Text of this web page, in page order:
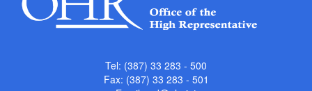
Tel: (387) 33 283 - 500
Fax: (387) 33 283 - 501